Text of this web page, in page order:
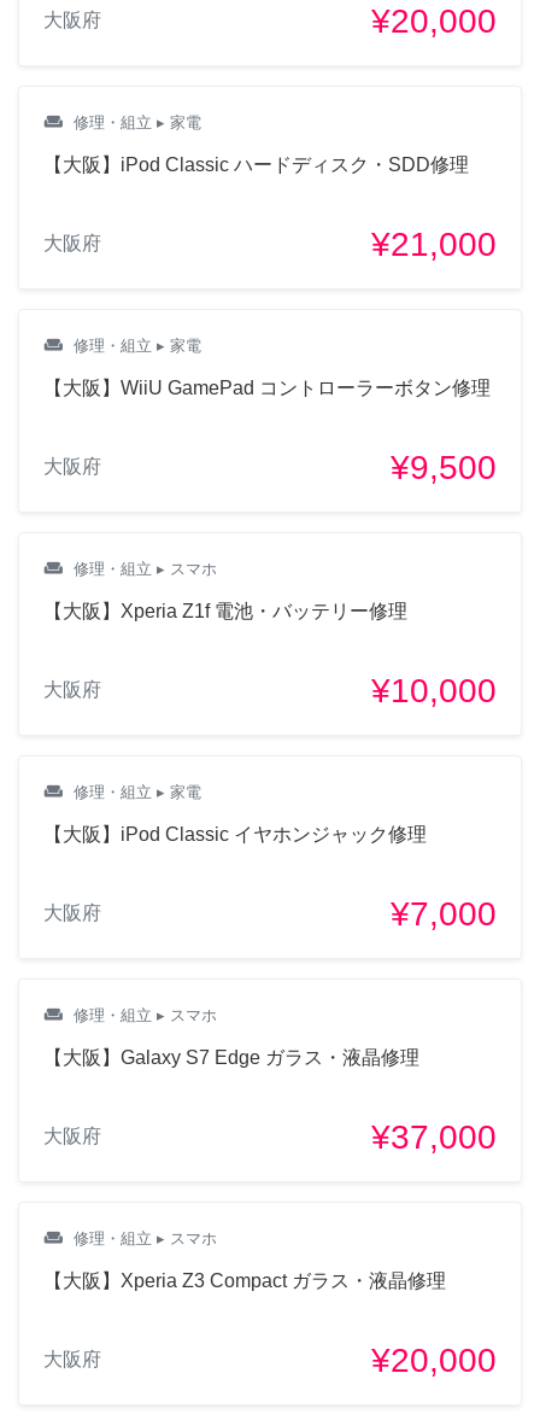
大阪府 ¥20,000
weekend 修理・組立 ▸ 家電
【大阪】iPod Classic ハードディスク・SDD修理
大阪府 ¥21,000
weekend 修理・組立 ▸ 家電
【大阪】WiiU GamePad コントローラーボタン修理
大阪府 ¥9,500
weekend 修理・組立 ▸ スマホ
【大阪】Xperia Z1f 電池・バッテリー修理
大阪府 ¥10,000
weekend 修理・組立 ▸ 家電
【大阪】iPod Classic イヤホンジャック修理
大阪府 ¥7,000
weekend 修理・組立 ▸ スマホ
【大阪】Galaxy S7 Edge ガラス・液晶修理
大阪府 ¥37,000
weekend 修理・組立 ▸ スマホ
【大阪】Xperia Z3 Compact ガラス・液晶修理
大阪府 ¥20,000